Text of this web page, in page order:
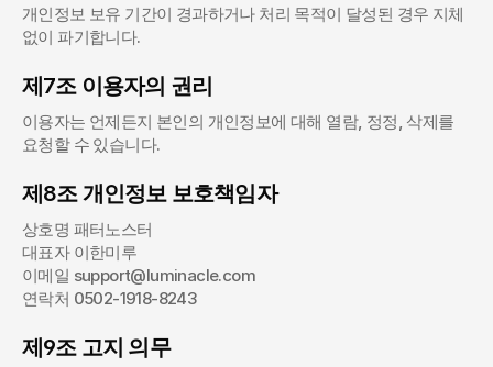
개인정보 보유 기간이 경과하거나 처리 목적이 달성된 경우 지체
없이 파기합니다.
제7조 이용자의 권리
이용자는 언제든지 본인의 개인정보에 대해 열람, 정정, 삭제를
요청할 수 있습니다.
제8조 개인정보 보호책임자
상호명 패터노스터
대표자 이한미루
이메일 support@luminacle.com
연락처 0502-1918-8243
제9조 고지 의무